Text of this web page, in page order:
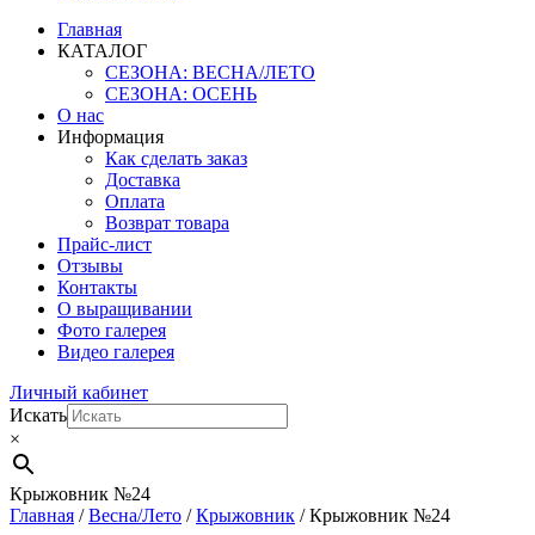
Главная
КАТАЛОГ
СЕЗОНА: ВЕСНА/ЛЕТО
СЕЗОНА: ОСЕНЬ
О нас
Информация
Как сделать заказ
Доставка
Оплата
Возврат товара
Прайс-лист
Отзывы
Контакты
О выращивании
Фото галерея
Видео галерея
Личный кабинет
Искать
×
Крыжовник №24
Главная /Весна/Лето /Крыжовник / Крыжовник №24